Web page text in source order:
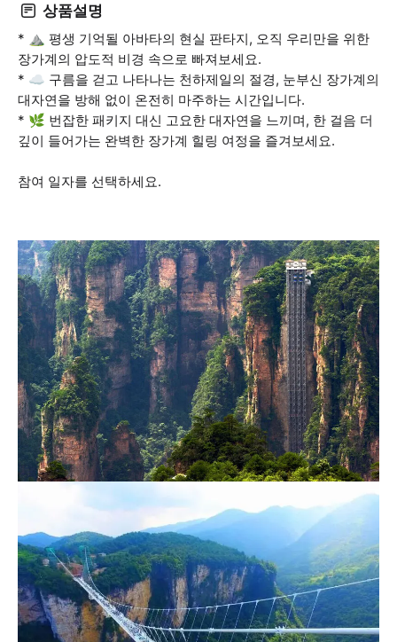
상품설명
* ⛰️ 평생 기억될 아바타의 현실 판타지, 오직 우리만을 위한
장가계의 압도적 비경 속으로 빠져보세요.
* ☁️ 구름을 걷고 나타나는 천하제일의 절경, 눈부신 장가계의
대자연을 방해 없이 온전히 마주하는 시간입니다.
* 🌿 번잡한 패키지 대신 고요한 대자연을 느끼며, 한 걸음 더
깊이 들어가는 완벽한 장가계 힐링 여정을 즐겨보세요.
참여 일자를 선택하세요.